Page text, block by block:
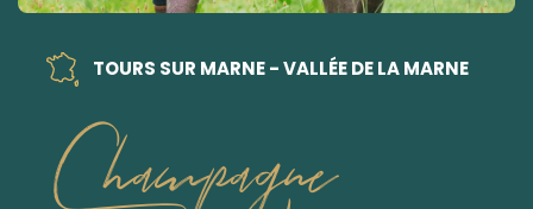
TOURS SUR MARNE - VALLÉE DE LA MARNE
Champagne